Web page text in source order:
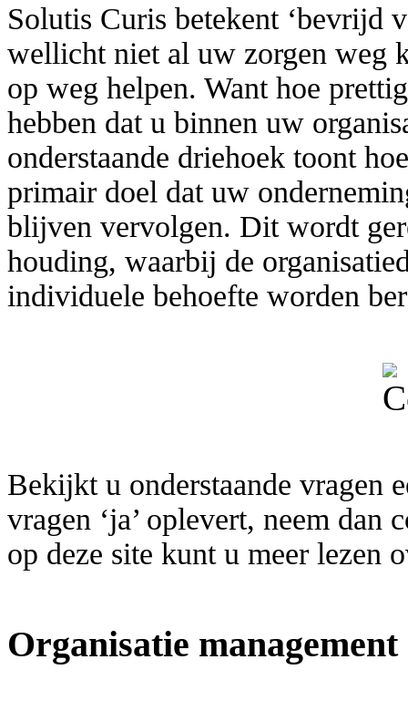
Solutis Curis betekent ‘bevrijd
wellicht niet al uw zorgen weg
op weg helpen. Want hoe
hebben dat u binnen uw
onderstaande driehoek toont
primair doel dat uw
blijven vervolgen. Dit wordt
houding, waarbij de
individuele behoefte worden
Bekijkt u onderstaande vragen
vragen ‘ja’ oplevert, neem
op deze site kunt u meer lezen
Organisatie management